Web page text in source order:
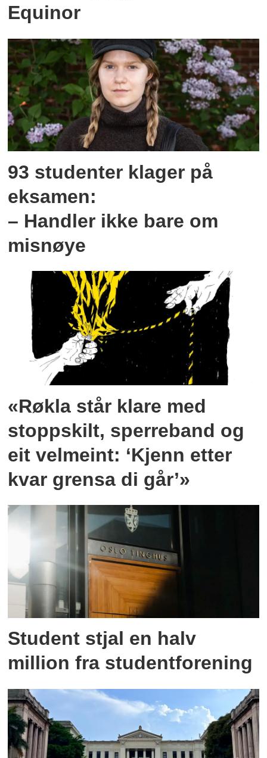
Equinor
93 studenter klager på
eksamen:
– Handler ikke bare om
misnøye
«Røkla står klare med
stoppskilt, sperreband og
eit velmeint: ‘Kjenn etter
kvar grensa di går’»
Student stjal en halv
million fra studentforening